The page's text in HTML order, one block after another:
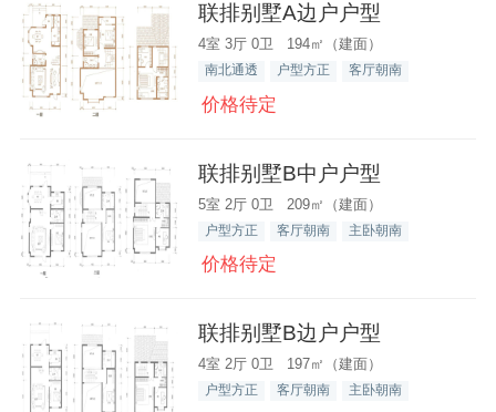
联排别墅A边户户型
4室 3厅 0卫 194㎡（建面）
南北通透 户型方正 客厅朝南
价格待定
联排别墅B中户户型
5室 2厅 0卫 209㎡（建面）
户型方正 客厅朝南 主卧朝南
价格待定
联排别墅B边户户型
4室 2厅 0卫 197㎡（建面）
户型方正 客厅朝南 主卧朝南